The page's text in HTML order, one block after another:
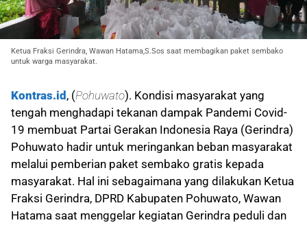
Ketua Fraksi Gerindra, Wawan Hatama,S.Sos saat membagikan paket sembako
untuk warga masyarakat.
Kontras.id , (Pohuwato). Kondisi masyarakat yang
tengah menghadapi tekanan dampak Pandemi Covid-
19 membuat Partai Gerakan Indonesia Raya (Gerindra)
Pohuwato hadir untuk meringankan beban masyarakat
melalui pemberian paket sembako gratis kepada
masyarakat. Hal ini sebagaimana yang dilakukan Ketua
Fraksi Gerindra, DPRD Kabupaten Pohuwato, Wawan
Hatama saat menggelar kegiatan Gerindra peduli dan